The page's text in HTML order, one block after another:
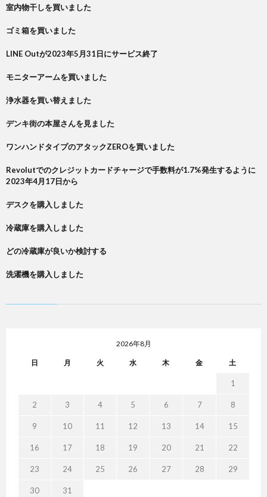
室内物干しを買いました
ゴミ箱を買いました
LINE Outが2023年5月31日にサービス終了
モニターアームを買いました
浄水器を買い替えました
デンキ街の本屋さんを見ました
ワンハンドタイプのアタックZEROを買いました
Revolutでのクレジットカードチャージで手数料が1.7%発生するように
2023年4月17日から
デスクを購入しました
冷蔵庫を購入しました
どの冷蔵庫が良いか検討する
洗濯機を購入しました
2026年8月
日 月 火 水 木 金 土
1
2 3 4 5 6 7 8
9 10 11 12 13 14 15
16 17 18 19 20 21 22
23 24 25 26 27 28 29
30 31